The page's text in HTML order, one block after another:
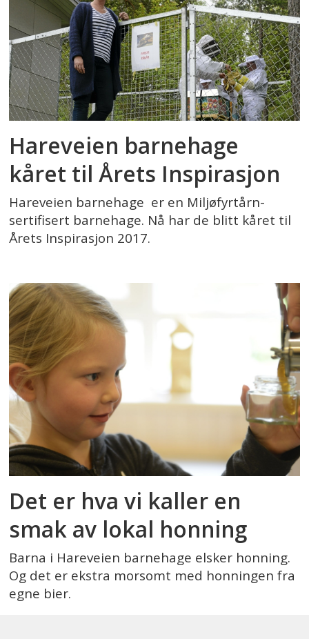
Hareveien barnehage
kåret til Årets Inspirasjon
Hareveien barnehage er en Miljøfyrtårn-
sertifisert barnehage. Nå har de blitt kåret til
Årets Inspirasjon 2017.
Det er hva vi kaller en
smak av lokal honning
Barna i Hareveien barnehage elsker honning.
Og det er ekstra morsomt med honningen fra
egne bier.